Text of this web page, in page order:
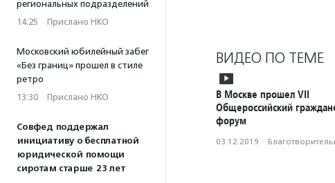
региональных подразделений
14:25 · Прислано НКО
Московский юбилейный забег
«Без границ» прошел в стиле
ретро
13:30 · Прислано НКО
Совфед поддержал
инициативу о бесплатной
юридической помощи
сиротам старше 23 лет
ВИДЕО ПО ТЕМЕ
В Москве прошел VII
Общероссийский
форум
03.12.2019 ·